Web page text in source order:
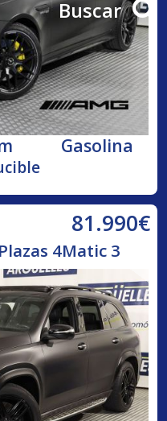
Buscar
Gasolina
81.990€
4Matic 3